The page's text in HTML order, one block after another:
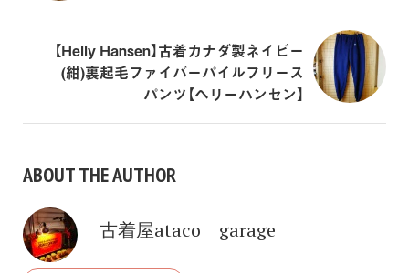
【Helly Hansen】古着カナダ製ネイビー
(紺)裏起毛ファイバーパイルフリース
パンツ【ヘリーハンセン】
ABOUT THE AUTHOR
古着屋ataco garage